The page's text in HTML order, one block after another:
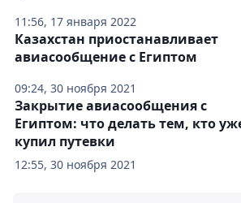
11:56, 17 января 2022
09:24, 30 ноября 2021
Казахстан приостанавливает
авиасообщение с Египтом
12:55, 30 ноября 2021
Закрытие авиасообщения с
Египтом: что делать тем, кто
купил путевки